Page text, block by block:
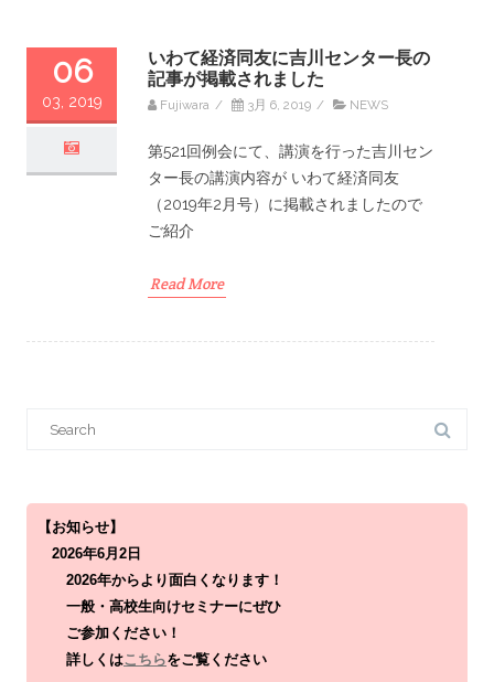
06
03, 2019
いわて経済同友に吉川センター長の
記事が掲載されました
Fujiwara / 3月 6, 2019 / NEWS
第521回例会にて、講演を行った吉川セン
ター長の講演内容が いわて経済同友
（2019年2月号）に掲載されましたので
ご紹介
Read More
f
【お知らせ】
2026年6月2日
2026年からより面白くなります！
一般・高校生向けセミナーにぜひ
ご参加ください！
詳しくはこちらをご覧ください